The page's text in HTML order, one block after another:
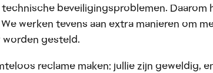
beveiligingsproblemen.
werken tevens aan extra manieren om
gesteld.
reclame maken: jullie zijn geweldig,